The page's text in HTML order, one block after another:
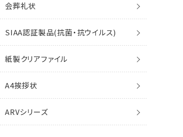
その他
レーザー
インクジェット
洋東京3号封筒
洋特1封筒
ミニ封筒
花ふぜい
花ごろも
手漉き和紙
会葬礼状
SIAA認証製品(抗菌・抗ウイルス)
紙製クリアファイル
A4挨拶状
ARVシリーズ